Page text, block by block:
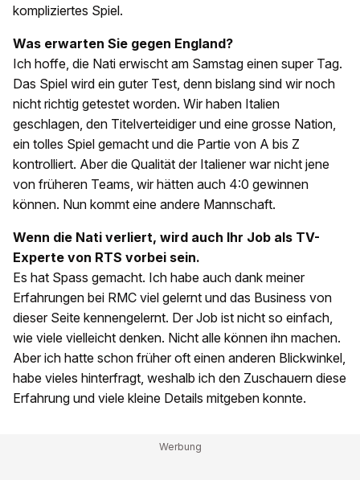
kompliziertes Spiel.
Was erwarten Sie gegen England?
Ich hoffe, die Nati erwischt am Samstag einen super Tag.
Das Spiel wird ein guter Test, denn bislang sind wir noch
nicht richtig getestet worden. Wir haben Italien
geschlagen, den Titelverteidiger und eine grosse Nation,
ein tolles Spiel gemacht und die Partie von A bis Z
kontrolliert. Aber die Qualität der Italiener war nicht jene
von früheren Teams, wir hätten auch 4:0 gewinnen
können. Nun kommt eine andere Mannschaft.
Wenn die Nati verliert, wird auch Ihr Job als TV-
Experte von RTS vorbei sein.
Es hat Spass gemacht. Ich habe auch dank meiner
Erfahrungen bei RMC viel gelernt und das Business von
dieser Seite kennengelernt. Der Job ist nicht so einfach,
wie viele vielleicht denken. Nicht alle können ihn machen.
Aber ich hatte schon früher oft einen anderen Blickwinkel,
habe vieles hinterfragt, weshalb ich den Zuschauern diese
Erfahrung und viele kleine Details mitgeben konnte.